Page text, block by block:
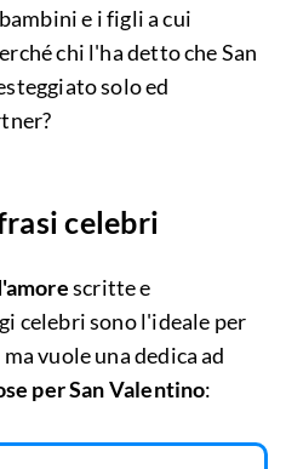
e i figli a cui
chi l'ha detto che San
solo ed
celebri
scritte e
celebri sono l'ideale per
vuole una dedica ad
per San Valentino: